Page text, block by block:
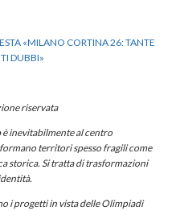
«MILANO CORTINA 26: TANTE
DUBBI»
riservata
è inevitabilmente al centro
territori spesso fragili come
storica. Si tratta di trasformazioni
i progetti in vista delle Olimpiadi